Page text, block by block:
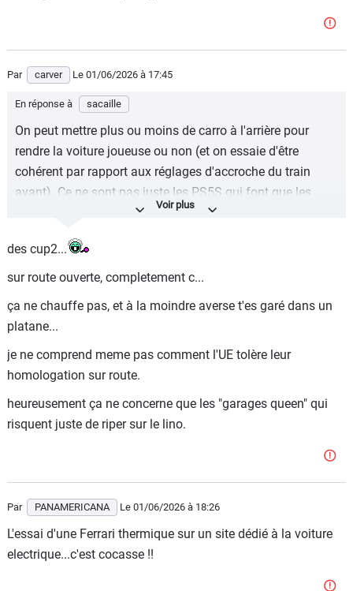
Par carver Le 01/06/2026 à 17:45
En réponse à sacaille
On peut mettre plus ou moins de carro à l'arrière pour
rendre la voiture joueuse ou non (et on essaie d'être
cohérent par rapport aux réglages d'accroche du train
avant). Ce ne sont pas juste les PS5S qui font que les
Aston "tiennent" sur le sec.
Par ailleurs, un train arrière réglé verrouillé finira quand
une propulsion puissante)... ou sur l'humide, et le fera de
façon bien plus brutale qu'un autre réglé plus joueur
(encore plus si la voiture est lourde). C'est la contrepartie.
Bref. Les pneus ne font pas tout, sinon, je mets des cup 2
sur ma vieille caisse, et j'aurai des vitesses de passage en
des cup2...
sur route ouverte, completement c...
ça ne chauffe pas, et à la moindre averse t'es garé dans un
platane...
je ne comprend meme pas comment l'UE tolère leur
homologation sur route.
heureusement ça ne concerne que les "garages queen" qui
risquent juste de riper sur le lino.
Par PANAMERICANA Le 01/06/2026 à 18:26
L'essai d'une Ferrari thermique sur un site dédié à la voiture
electrique...c'est cocasse !!